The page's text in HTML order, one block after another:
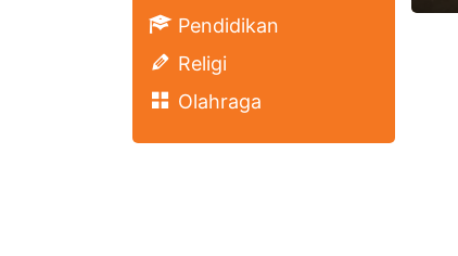
Pendidikan
Religi
Olahraga